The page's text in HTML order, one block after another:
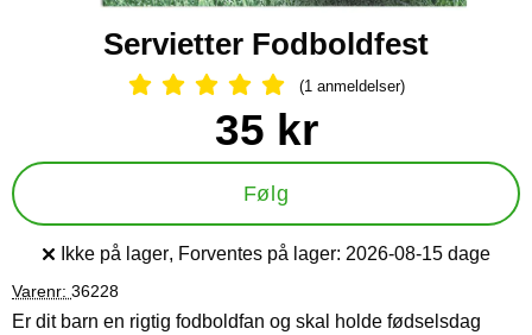
Servietter Fodboldfest
Anmeldelser: 5 Stjerne, Spring til
(1 anmeldelser)
Køb dette produkt Servietter Fodboldfest
pris
35 kr
Følg
Produkttilgængelighed:
Ikke på lager, Forventes på lager: 2026-08-15 dage
Varenr: 36228
Er dit barn en rigtig fodboldfan og skal holde fødselsdag